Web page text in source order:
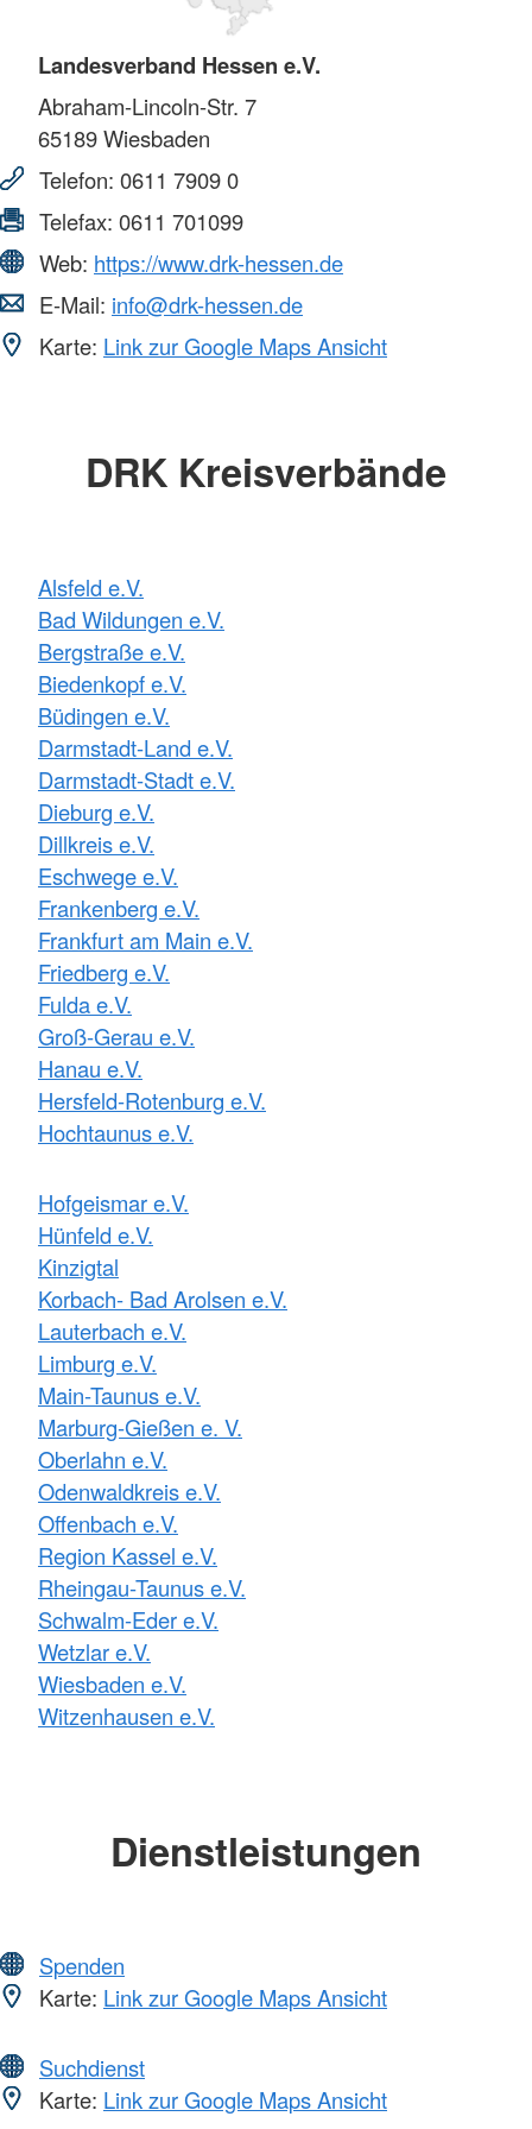
Landesverband Hessen e.V.
Abraham-Lincoln-Str. 7
65189Wiesbaden
Telefon: 0611 7909 0
Telefax: 0611 701099
Web: https://www.drk-hessen.de
E-Mail: info@drk-hessen.de
Karte: Link zur Google Maps Ansicht
DRK Kreisverbände
Alsfeld e.V.
Bad Wildungen e.V.
Bergstraße e.V.
Biedenkopf e.V.
Büdingen e.V.
Darmstadt-Land e.V.
Darmstadt-Stadt e.V.
Dieburg e.V.
Dillkreis e.V.
Eschwege e.V.
Frankenberg e.V.
Frankfurt am Main e.V.
Friedberg e.V.
Fulda e.V.
Groß-Gerau e.V.
Hanau e.V.
Hersfeld-Rotenburg e.V.
Hochtaunus e.V.
Hofgeismar e.V.
Hünfeld e.V.
Kinzigtal
Korbach- Bad Arolsen e.V.
Lauterbach e.V.
Limburg e.V.
Main-Taunus e.V.
Marburg-Gießen e. V.
Oberlahn e.V.
Odenwaldkreis e.V.
Offenbach e.V.
Region Kassel e.V.
Rheingau-Taunus e.V.
Schwalm-Eder e.V.
Wetzlar e.V.
Wiesbaden e.V.
Witzenhausen e.V.
Dienstleistungen
Spenden
Karte: Link zur Google Maps Ansicht
Suchdienst
Karte: Link zur Google Maps Ansicht